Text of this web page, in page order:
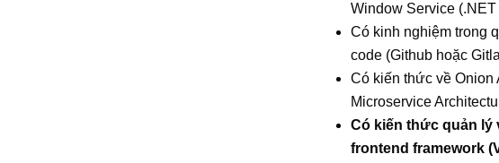
Window Service
Có kinh nghiệm trong
code (Github hoặc
Có kiến thức về Onion
Microservice
Có kiến thức quản lý
frontend framework